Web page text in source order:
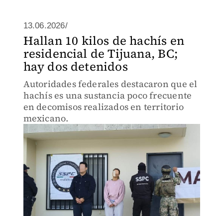
13.06.2026/
Hallan 10 kilos de hachís en
residencial de Tijuana, BC;
hay dos detenidos
Autoridades federales destacaron que el
hachís es una sustancia poco frecuente
en decomisos realizados en territorio
mexicano.